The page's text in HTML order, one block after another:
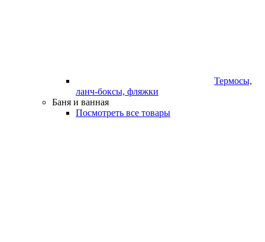
Термосы,
ланч-боксы, фляжки
Баня и ванная
Посмотреть все товары